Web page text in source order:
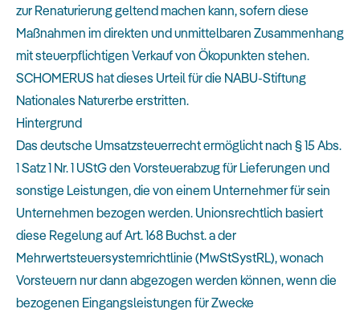
zur Renaturierung geltend machen kann, sofern diese
Maßnahmen im direkten und unmittelbaren Zusammenhang
mit steuerpflichtigen Verkauf von Ökopunkten stehen.
SCHOMERUS hat dieses Urteil für die NABU-Stiftung
Nationales Naturerbe erstritten.
Hintergrund
Das deutsche Umsatzsteuerrecht ermöglicht nach § 15 Abs.
1 Satz 1 Nr. 1 UStG den Vorsteuerabzug für Lieferungen und
sonstige Leistungen, die von einem Unternehmer für sein
Unternehmen bezogen werden. Unionsrechtlich basiert
diese Regelung auf Art. 168 Buchst. a der
Mehrwertsteuersystemrichtlinie (MwStSystRL), wonach
Vorsteuern nur dann abgezogen werden können, wenn die
bezogenen Eingangsleistungen für Zwecke